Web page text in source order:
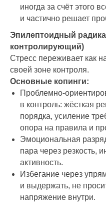
иногда за счёт этого
и частично решает
Эпилептоидный
контролирующий)
Стресс переживает как
своей зоне контроля.
Основные копинги:
Проблемно-
в контроль: жёсткая
порядка, усиление
опора на правила и
Эмоциональная
пара через резкость,
активность.
Избегание через
и выдержать, не
напряжение внутри.